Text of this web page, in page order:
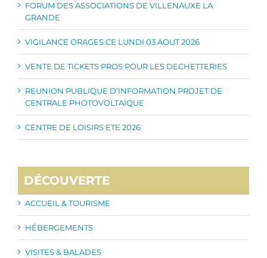
FORUM DES ASSOCIATIONS DE VILLENAUXE LA
GRANDE
VIGILANCE ORAGES CE LUNDI 03 AOUT 2026
VENTE DE TICKETS PROS POUR LES DECHETTERIES
REUNION PUBLIQUE D’INFORMATION PROJET DE
CENTRALE PHOTOVOLTAÏQUE
CENTRE DE LOISIRS ETE 2026
DÉCOUVERTE
ACCUEIL & TOURISME
HÉBERGEMENTS
VISITES & BALADES